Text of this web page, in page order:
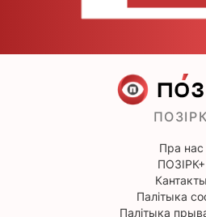
ПОЗІРК
Пра нас
ПОЗІРК+
Кантакты
Палітыка
Палітыка